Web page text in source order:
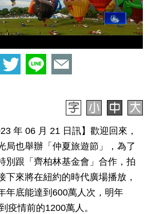
年 06 月 21 日訊】歡迎回來，
局也舉辦「仲夏旅遊節」，為了
別跟「齊柏林基金會」合作，拍
下來將在紐約的時代廣場播放，
年底能達到600萬人次，明年
疫情前的1200萬人。